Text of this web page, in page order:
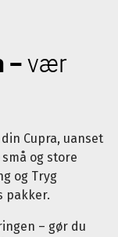
–vær
Cupra, uanset
og store
og Tryg
pakker.
– gør du